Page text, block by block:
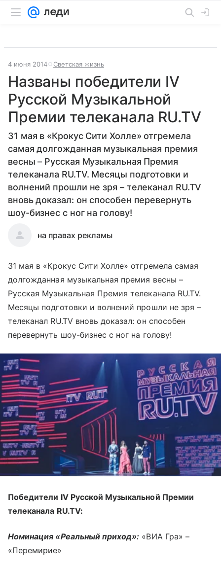
4 июня 2014 Светская жизнь
Названы победители IV
Русской Музыкальной
Премии телеканала RU.TV
31 мая в «Крокус Сити Холле» отгремела
самая долгожданная музыкальная премия
весны – Русская Музыкальная Премия
телеканала RU.TV. Месяцы подготовки и
волнений прошли не зря – телеканал RU.TV
вновь доказал: он способен перевернуть
шоу-бизнес с ног на голову!
на правах рекламы
31 мая в «Крокус Сити Холле» отгремела самая
долгожданная музыкальная премия весны –
Русская Музыкальная Премия телеканала RU.TV.
Месяцы подготовки и волнений прошли не зря –
телеканал RU.TV вновь доказал: он способен
перевернуть шоу-бизнес с ног на голову!
Победители IV Русской Музыкальной Премии
телеканала RU.TV:
Номинация «Реальный приход»: «ВИА Гра» –
«Перемирие»